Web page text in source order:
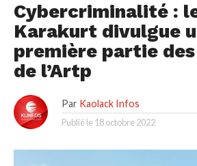
Cybercriminalité :
Karakurt divulgue
première partie
de l’Artp
Par Kaolack Infos
Publié le 18 octobre 2022